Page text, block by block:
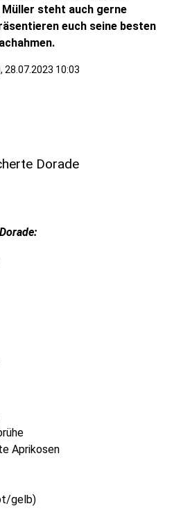
steht auch gerne
euch seine besten
28.07.2023 10:03
Dorade
Aprikosen
gelb)